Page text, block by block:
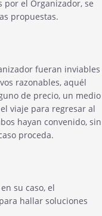
por el Organizador, se
propuestas.
fueran inviables
razonables, aquél
de precio, un medio
viaje para regresar al
hayan convenido, sin
proceda.
su caso, el
hallar soluciones